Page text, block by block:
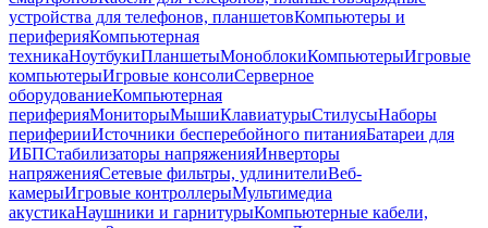
устройства для телефонов, планшетовКомпьютеры и
периферияКомпьютерная
техникаНоутбукиПланшетыМоноблокиКомпьютерыИгровые
компьютерыИгровые консолиСерверное
оборудованиеКомпьютерная
периферияМониторыМышиКлавиатурыСтилусыНаборы
периферииИсточники бесперебойного питанияБатареи для
ИБПСтабилизаторы напряженияИнверторы
напряженияСетевые фильтры, удлинителиВеб-
камерыИгровые контроллерыМультимедиа
акустикаНаушники и гарнитурыКомпьютерные кабели,